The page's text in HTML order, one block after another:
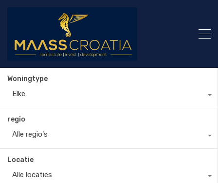
Woningtype
Elke
regio
Alle regio's
Locatie
Alle locaties